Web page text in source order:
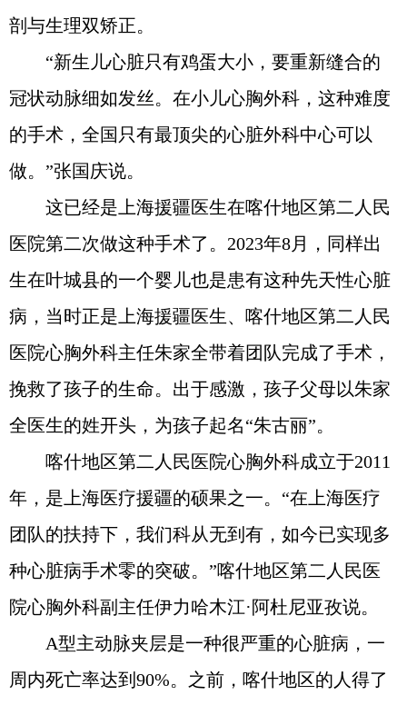
剖与生理双矫正。
“新生儿心脏只有鸡蛋大小，要重新缝合的
冠状动脉细如发丝。在小儿心胸外科，这种难度
的手术，全国只有最顶尖的心脏外科中心可以
做。”张国庆说。
这已经是上海援疆医生在喀什地区第二人民
医院第二次做这种手术了。2023年8月，同样出
生在叶城县的一个婴儿也是患有这种先天性心脏
病，当时正是上海援疆医生、喀什地区第二人民
医院心胸外科主任朱家全带着团队完成了手术，
挽救了孩子的生命。出于感激，孩子父母以朱家
全医生的姓开头，为孩子起名“朱古丽”。
喀什地区第二人民医院心胸外科成立于2011
年，是上海医疗援疆的硕果之一。“在上海医疗
团队的扶持下，我们科从无到有，如今已实现多
种心脏病手术零的突破。”喀什地区第二人民医
院心胸外科副主任伊力哈木江·阿杜尼亚孜说。
A型主动脉夹层是一种很严重的心脏病，一
周内死亡率达到90%。之前，喀什地区的人得了